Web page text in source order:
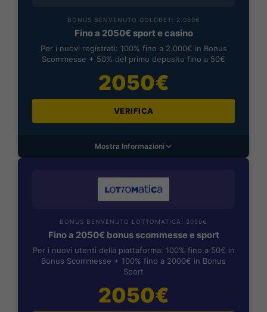
BONUS BENVENUTO GOLDBET: 2.050€
Fino a 2050€ sport e casino
Per i nuovi registrati: 100% fino a 2.000€ in Bonus
Scommesse + 50% del primo deposito fino a 50€
2050€
VERIFICA
Mostra Informazioni
BONUS BENVENUTO LOTTOMATICA: 2050€
Fino a 2050€ bonus scommesse e sport
Per i nuovi utenti della piattaforma: 100% fino a 50€ in
Bonus Scommesse + 100% fino a 2000€ in Bonus
Sport
2050€